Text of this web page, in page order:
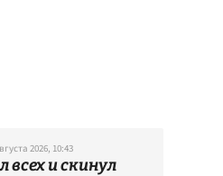
2026, 10:43
всех и скинул